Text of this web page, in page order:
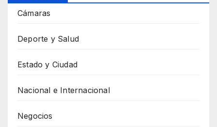
Cámaras
Deporte y Salud
Estado y Ciudad
Nacional e Internacional
Negocios